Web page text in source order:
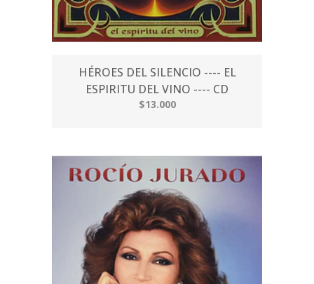
HÉROES DEL SILENCIO ---- EL
ESPIRITU DEL VINO ---- CD
$13.000